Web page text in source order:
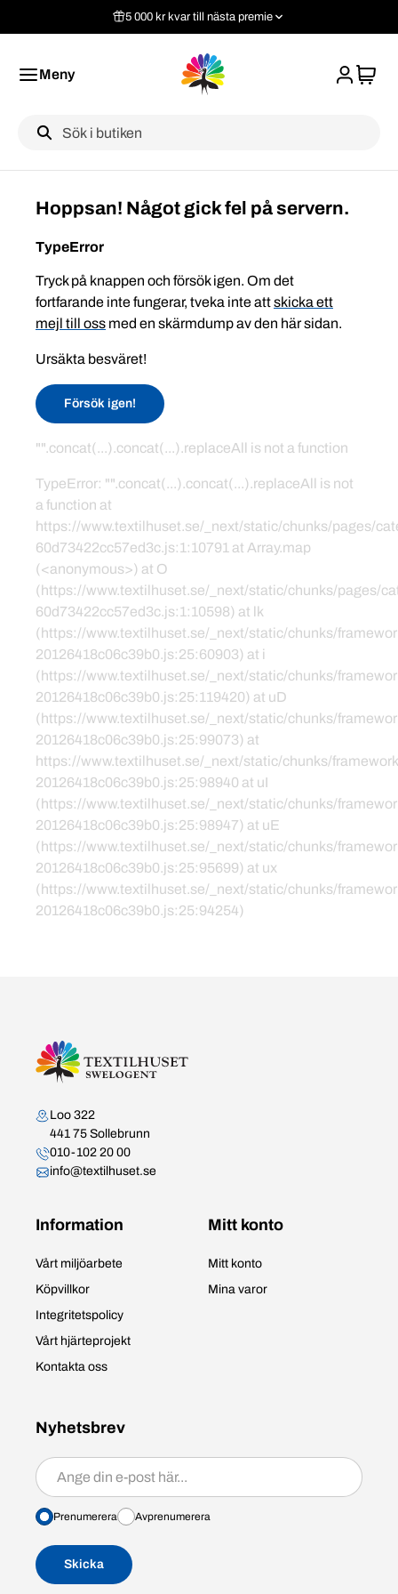
5 000 kr kvar till nästa premie
Meny
Label
Hoppsan! Något gick fel på servern.
TypeError
Tryck på knappen och försök igen. Om det
fortfarande inte fungerar, tveka inte attskicka ett
mejl till oss med en skärmdump av den här sidan.
Ursäkta besväret!
Försök igen!
"".concat(...).concat(...).replaceAll is not a function
TypeError: "".concat(...).concat(...).replaceAll is not
a function at
https://www.textilhuset.se/_next/static/chunks/pages/
60d73422cc57ed3c.js:1:10791 at Array.map
(<anonymous>) at O
(https://www.textilhuset.se/_next/static/chunks/pages/
60d73422cc57ed3c.js:1:10598) at lk
(https://www.textilhuset.se/_next/static/chunks/
20126418c06c39b0.js:25:60903) at i
(https://www.textilhuset.se/_next/static/chunks/
20126418c06c39b0.js:25:119420) at uD
(https://www.textilhuset.se/_next/static/chunks/
20126418c06c39b0.js:25:99073) at
https://www.textilhuset.se/_next/static/chunks/
20126418c06c39b0.js:25:98940 at uI
(https://www.textilhuset.se/_next/static/chunks/
20126418c06c39b0.js:25:98947) at uE
(https://www.textilhuset.se/_next/static/chunks/
20126418c06c39b0.js:25:95699) at ux
(https://www.textilhuset.se/_next/static/chunks/
20126418c06c39b0.js:25:94254)
Kontakta oss
Loo 322
441 75 Sollebrunn
010-102 20 00
info@textilhuset.se
Information
Vårt miljöarbete
Köpvillkor
Integritetspolicy
Vårt hjärteprojekt
Kontakta oss
Mitt konto
Mitt konto
Mina varor
Nyhetsbrev
Prenumerera/avprenumerera
Prenumerera Avprenumerera
Skicka